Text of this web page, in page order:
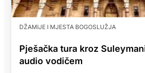
DŽAMIJE I MJESTA BOGOSLUŽJA
Pješačka tura kroz
audio vodičem